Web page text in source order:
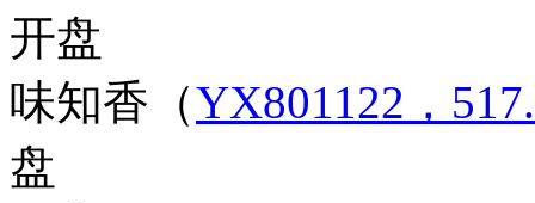
开盘
味知香 （YX801122，
盘